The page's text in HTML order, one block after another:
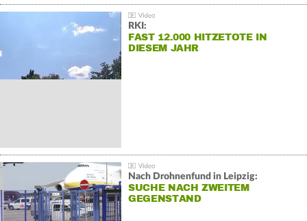
RKI:
FAST 12.000 HITZETOTE IN
DIESEM JAHR
Nach Drohnenfund in Leipzig:
SUCHE NACH ZWEITEM
GEGENSTAND